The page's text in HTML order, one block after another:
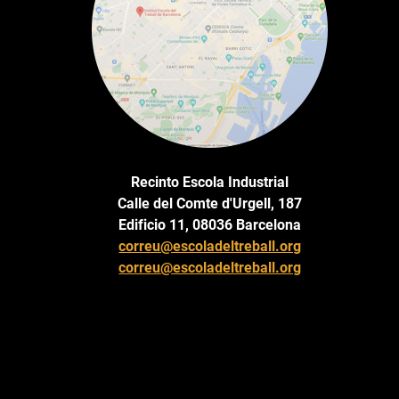
Recinto Escola Industrial
Calle del Comte d'Urgell, 187
Edificio 11, 08036 Barcelona
correu@escoladeltreball.org
correu@escoladeltreball.org